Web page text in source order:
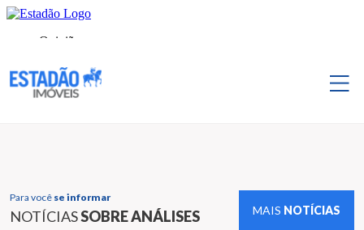
Para você se informar
NOTÍCIASSOBRE ANÁLISES MAIS NOTÍCIAS